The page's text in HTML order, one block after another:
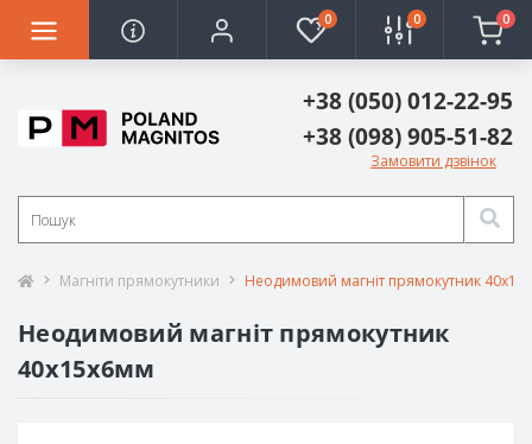
0 0 0
+38 (050) 012-22-95
+38 (098) 905-51-82
Замовити дзвінок
Магніти прямокутники Неодимовий магніт прямокутник
Неодимовий магніт прямокутник
40х15х6мм